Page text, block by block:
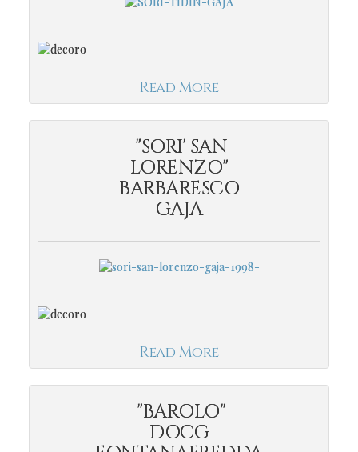
Read More
"SORI' SAN
LORENZO"
BARBARESCO
GAJA
Read More
"BAROLO"
DOCG